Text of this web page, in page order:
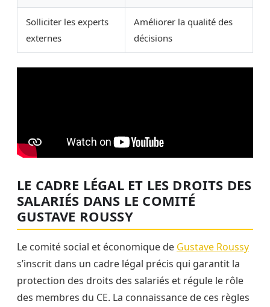
Solliciter les experts
externes
Améliorer la qualité des
décisions
LE CADRE LÉGAL ET LES DROITS DES
SALARIÉS DANS LE COMITÉ
GUSTAVE ROUSSY
Le comité social et économique de Gustave Roussy
s’inscrit dans un cadre légal précis qui garantit la
protection des droits des salariés et régule le rôle
des membres du CE. La connaissance de ces règles